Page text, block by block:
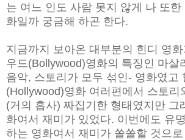
는 여느 인도 사람 못지 않게 나 또한
화일까 궁금해 하곤 한다.
지금까지 보아온 대부분의 힌디 영
우드(Bollywood)영화의 특징인 마살
음악, 스토리가 모두 섞인- 영화였고
(Hollywood)영화 여러편에서 스토리
(거의 흡사) 짜집기한 형태였지만 그
화여서 재미가 있었다. 이번에도 유
하는 영화여서 재미가 쏠쏠할 것으